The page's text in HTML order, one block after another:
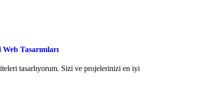
Tasarımları
tasarlıyorum. Sizi ve projelerinizi en iyi